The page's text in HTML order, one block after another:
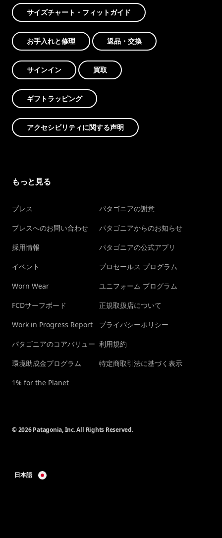
サイズチャート・フィットガイド
お手入れと修理 返品・交換
サインイン 買取
ギフトラッピング
アクセシビリティに関する声明
もっと見る
プレス
プレスへのお問い合わせ
採用情報
イベント
Worn Wear
FCDサーフボード
Work in Progress Report
パタゴニアのコアバリュー
環境助成金プログラム
1% for the Planet
パタゴニアの謝意
パタゴニアからのお知らせ
パタゴニアの公式アプリ
プロセールス プログラム
ユニフォーム プログラム
正規取扱店について
プライバシーポリシー
利用規約
特定商取引法に基づく表示
© 2026 Patagonia, Inc. All Rights Reserved.
日本語